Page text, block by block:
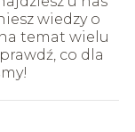
wiedzy o
temat wielu
co dla